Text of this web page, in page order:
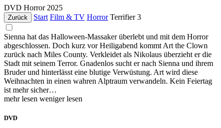
DVD Horror 2025
Zurück Start Film & TV Horror Terrifier 3
Sienna hat das Halloween-Massaker überlebt und mit dem Horror
abgeschlossen. Doch kurz vor Heiligabend kommt Art the Clown
zurück nach Miles County. Verkleidet als Nikolaus überzieht er die
Stadt mit seinem Terror. Gnadenlos sucht er nach Sienna und ihrem
Bruder und hinterlässt eine blutige Verwüstung. Art wird diese
Weihnachten in einen wahren Alptraum verwandeln. Kein Feiertag
ist mehr sicher…
mehr lesen weniger lesen
DVD